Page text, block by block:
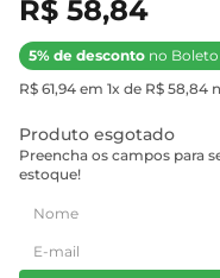
R$ 58,84
5% de desconto no
R$ 61,94 em 1x de R$ 58,84
Produto esgotado
Preencha os campos para
estoque!